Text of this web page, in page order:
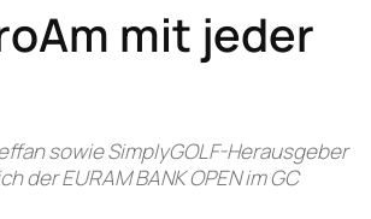
mit jeder
sowie SimplyGOLF-Herausgeber
der EURAM BANK OPEN im GC